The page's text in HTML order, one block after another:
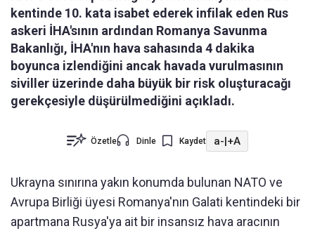
kentinde 10. kata isabet ederek infilak eden Rus
askeri İHA'sının ardından Romanya Savunma
Bakanlığı, İHA'nın hava sahasında 4 dakika
boyunca izlendiğini ancak havada vurulmasının
siviller üzerinde daha büyük bir risk oluşturacağı
gerekçesiyle düşürülmediğini açıkladı.
Özetle Dinle Kaydet a-|+A
Ukrayna sınırına yakın konumda bulunan NATO ve
Avrupa Birliği üyesi Romanya'nın Galati kentindeki bir
apartmana Rusya'ya ait bir insansız hava aracının